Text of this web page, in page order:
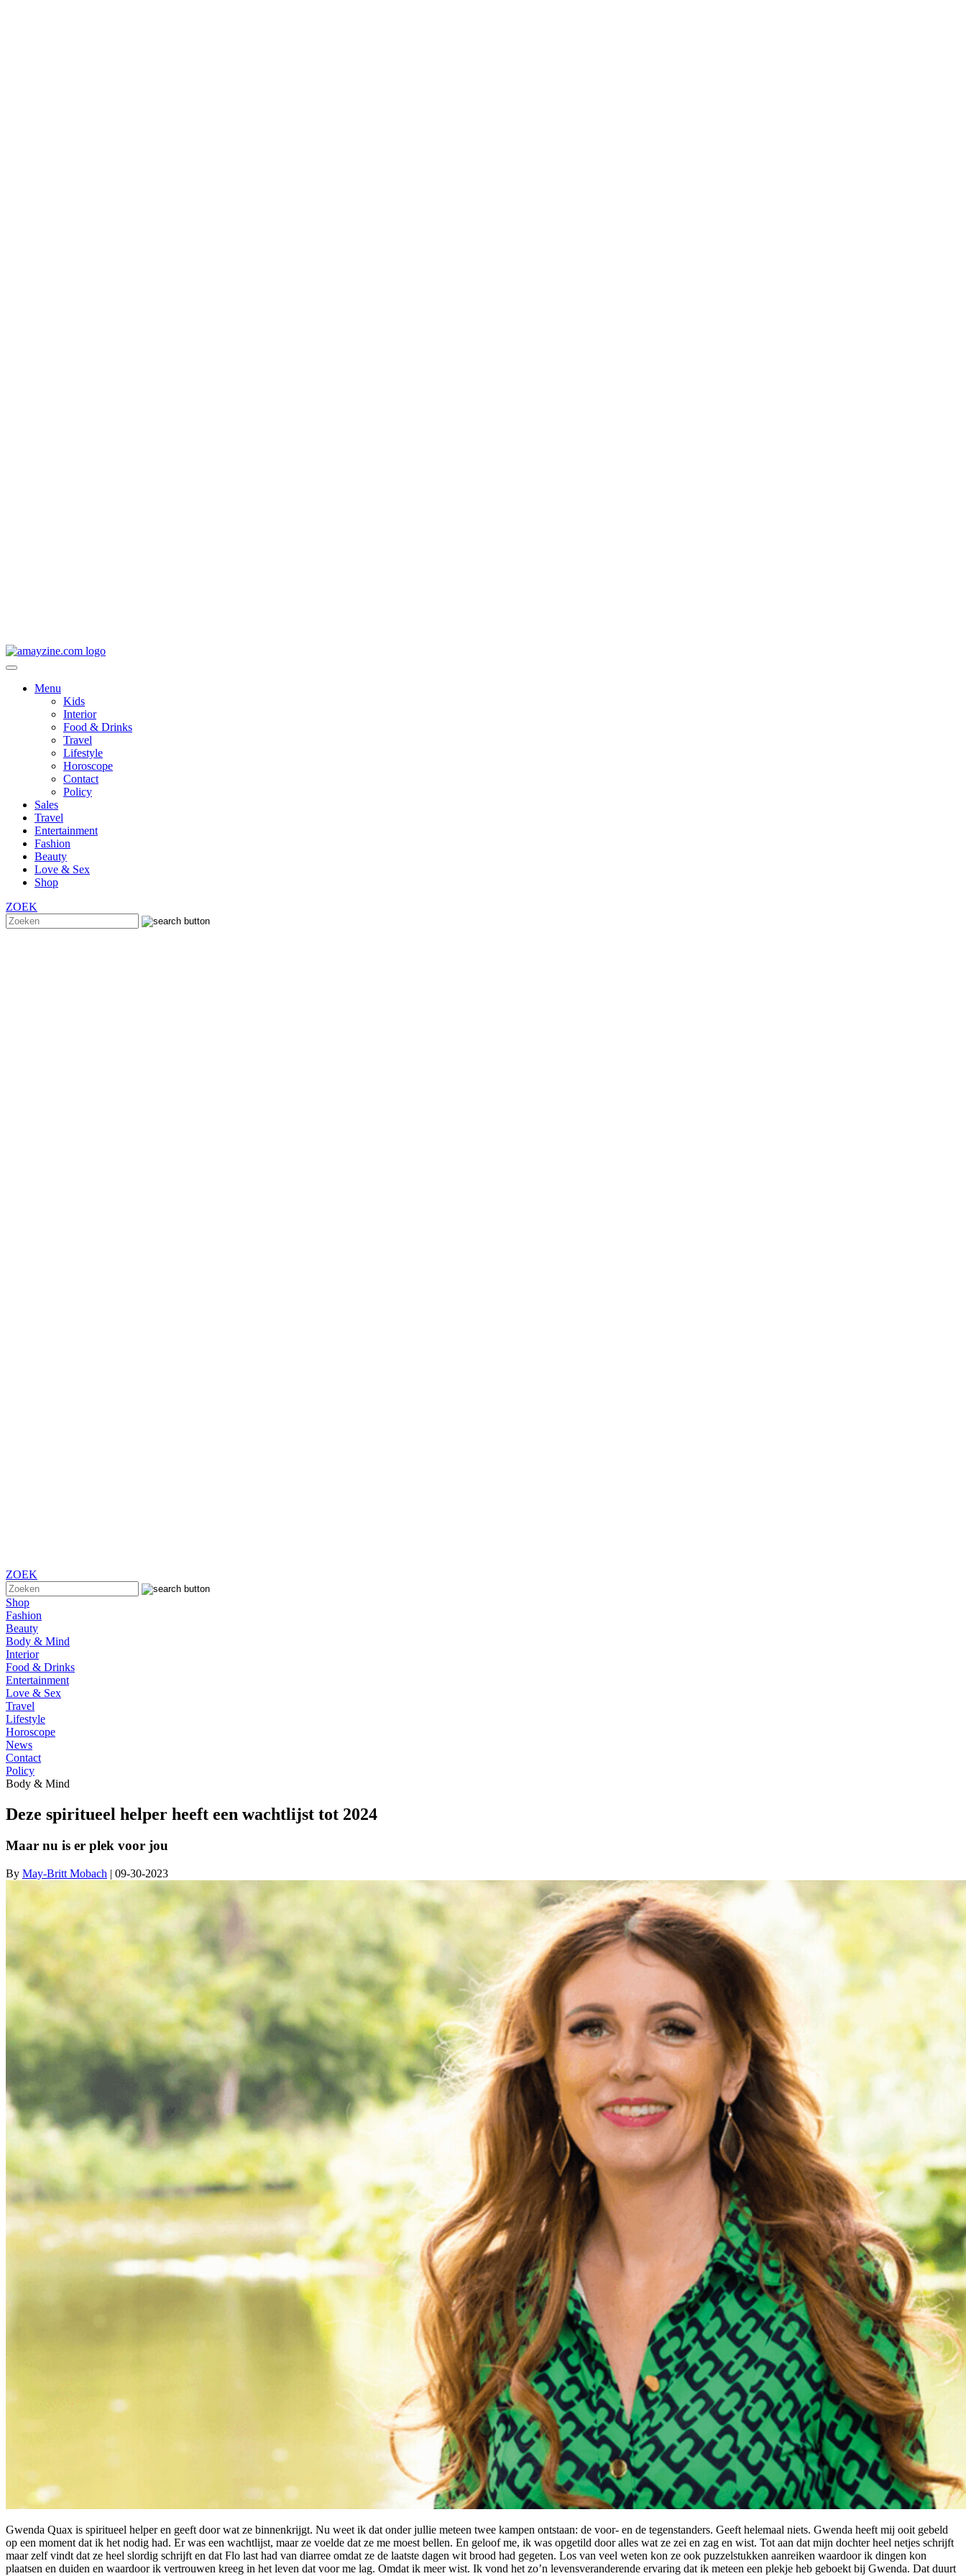
Menu
Kids
Interior
Food & Drinks
Travel
Lifestyle
Horoscope
Contact
Policy
Sales
Travel
Entertainment
Fashion
Beauty
Love & Sex
Shop
ZOEK
ZOEK
Shop
Fashion
Beauty
Body & Mind
Interior
Food & Drinks
Entertainment
Love & Sex
Travel
Lifestyle
Horoscope
News
Contact
Policy
Body & Mind
Deze spiritueel helper heeft een wachtlijst tot 2024
Maar nu is er plek voor jou
By May-Britt Mobach | 09-30-2023
Gwenda Quax is spiritueel helper en geeft door wat ze binnenkrijgt. Nu weet ik dat onder jullie meteen twee kampen ontstaan: de voor- en de tegenstanders. Geeft helemaal niets. Gwenda heeft mij ooit gebeld
op een moment dat ik het nodig had. Er was een wachtlijst, maar ze voelde dat ze me moest bellen. En geloof me, ik was opgetild door alles wat ze zei en zag en wist. Tot aan dat mijn dochter heel netjes schrijft
maar zelf vindt dat ze heel slordig schrijft en dat Flo last had van diarree omdat ze de laatste dagen wit brood had gegeten. Los van veel weten kon ze ook puzzelstukken aanreiken waardoor ik dingen kon
plaatsen en duiden en waardoor ik vertrouwen kreeg in het leven dat voor me lag. Omdat ik meer wist. Ik vond het zo’n levensveranderende ervaring dat ik meteen een plekje heb geboekt bij Gwenda. Dat duurt